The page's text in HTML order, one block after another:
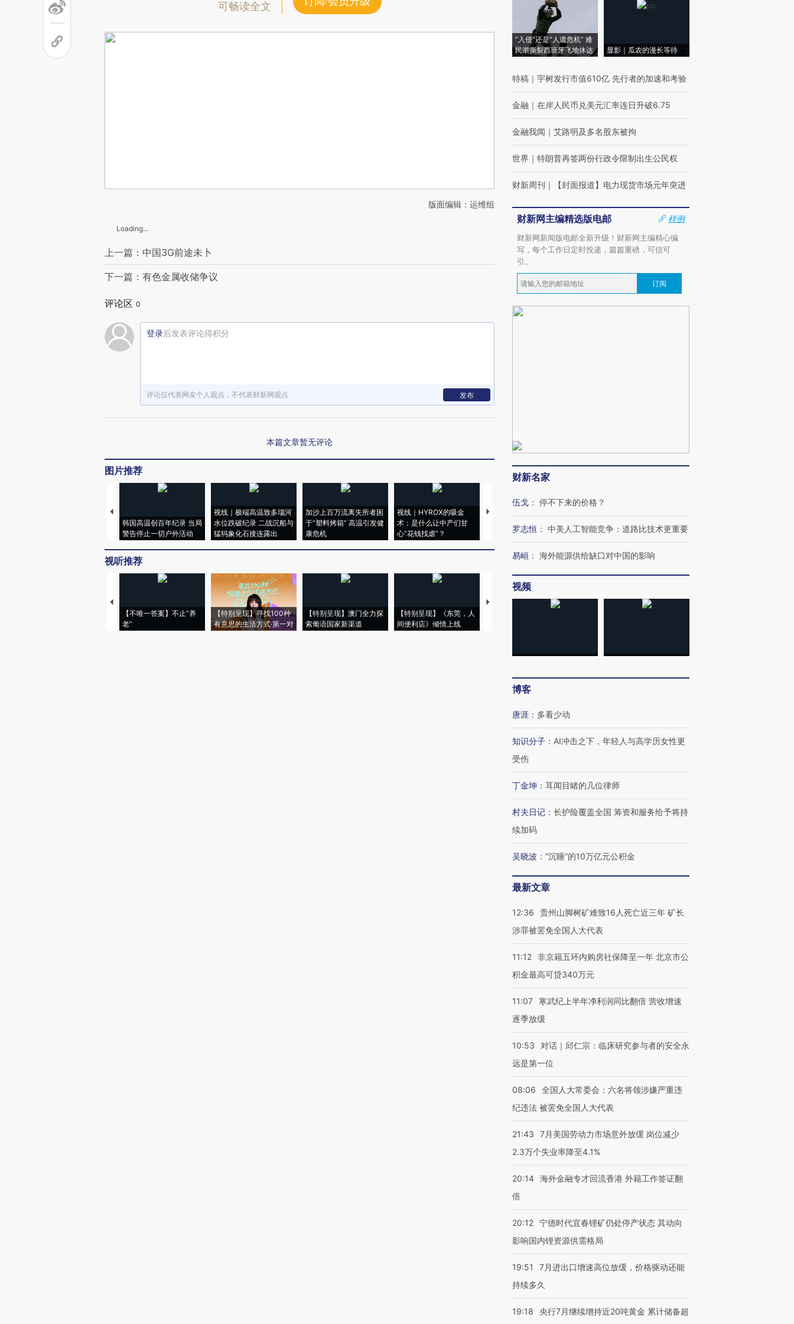
可畅读全文
版面编辑：运维组
Loading...
上一篇：中国3G前途未卜
下一篇：有色金属收储争议
评论区 0
登录后发表评论得积分
评论仅代表网友个人观点，不代表财新网观点 发布
本篇文章暂无评论
图片推荐
韩国高温创百年纪录 当局
警告停止一切户外活动
视线｜极端高温致多瑙河
水位跌破纪录 二战沉船与
猛犸象化石接连露出
加沙上百万流离失所者困
于“塑料烤箱” 高温引发健
康危机
视线｜HYROX的吸金
术：是什么让中产们甘
心“花钱找虐”？
马航飞行员跨国走私7万
粒摇头丸 尿检体内含3种
度Z世代 用街头抗争将教
育部长拱下台
机”？难民潮撕裂西班牙
飞地休达
视听推荐
【不唯一答案】不止“养
老”
【特别呈现】寻找100种
有意思的生活方式·第一对
【特别呈现】澳门全力探
索葡语国家新渠道
【特别呈现】《东莞，人
间便利店》倾情上线
【推广】走进第四届链博
“入侵”还是“人道危机” 难
民潮撕裂西班牙飞地休达
显影｜瓜农的漫长等待
特稿 ｜ 宇树发行市值610亿 先行者的加速和考验
金融 ｜ 在岸人民币兑美元汇率连日升破6.75
金融我闻 ｜ 艾路明及多名股东被拘
世界 ｜ 特朗普再签两份行政令限制出生公民权
财新周刊 ｜ 【封面报道】电力现货市场元年突进
财新网主编精选版电邮
样例
财新网新闻版电邮全新升级！财新网主编精心编
写，每个工作日定时投递，篇篇重磅，可信可
引。
订阅
财新名家
伍戈 ： 停不下来的价格？
罗志恒 ： 中美人工智能竞争：道路比技术更重要
易峘 ： 海外能源供给缺口对中国的影响
视频
博客
唐涯 ： 多看少动
知识分子 ： AI冲击之下，年轻人与高学历女性更
受伤
丁金坤 ： 耳闻目睹的几位律师
村夫日记 ： 长护险覆盖全国 筹资和服务给予将持
续加码
吴晓波 ： “沉睡”的10万亿元公积金
最新文章
12:36
贵州山脚树矿难致16人死亡近三年 矿长
涉罪被罢免全国人大代表
11:12 非京籍五环内购房社保降至一年 北京市公
积金最高可贷340万元
11:07
寒武纪上半年净利润同比翻倍 营收增速
逐季放缓
10:53
对话｜邱仁宗：临床研究参与者的安全永
远是第一位
08:06
全国人大常委会：六名将领涉嫌严重违
纪违法 被罢免全国人大代表
21:43
7月美国劳动力市场意外放缓 岗位减少
2.3万个失业率降至4.1%
20:14 海外金融专才回流香港 外籍工作签证翻
倍
20:12 宁德时代宜春锂矿仍处停产状态 其动向
影响国内锂资源供需格局
19:51
7月进出口增速高位放缓，价格驱动还能
持续多久
19:18 央行7月继续增持近20吨黄金 累计储备超